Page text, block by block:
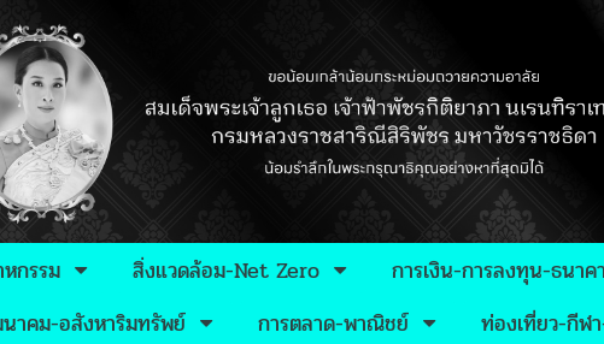
กรรม สิ่งแวดล้อม-Net Zero การเงิน-การลงทุน-ธนาค
าคม-อสังหาริมทรัพย์ การตลาด-พาณิชย์
ท่องเที่ยว-กีฬ